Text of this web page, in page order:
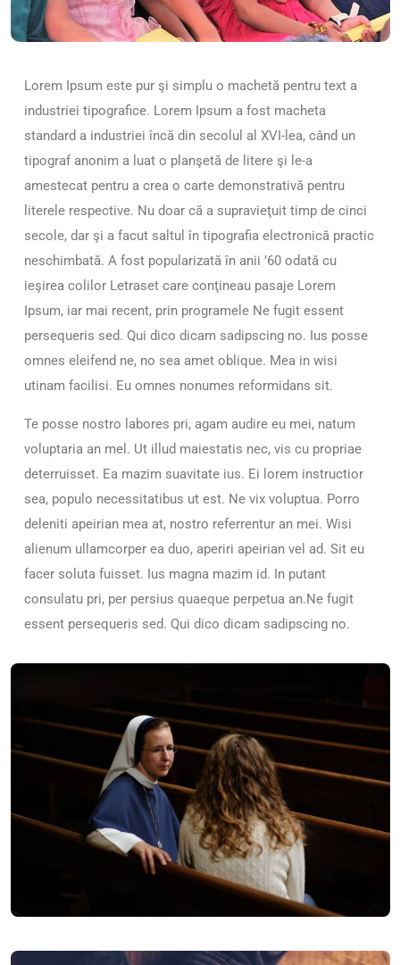
Lorem Ipsum este pur şi simplu o machetă pentru text a
industriei tipografice. Lorem Ipsum a fost macheta
standard a industriei încă din secolul al XVI-lea, când un
tipograf anonim a luat o planşetă de litere şi le-a
amestecat pentru a crea o carte demonstrativă pentru
literele respective. Nu doar că a supravieţuit timp de cinci
secole, dar şi a facut saltul în tipografia electronică practic
neschimbată. A fost popularizată în anii ’60 odată cu
ieşirea colilor Letraset care conţineau pasaje Lorem
Ipsum, iar mai recent, prin programele Ne fugit essent
persequeris sed. Qui dico dicam sadipscing no. Ius posse
omnes eleifend ne, no sea amet oblique. Mea in wisi
utinam facilisi. Eu omnes nonumes reformidans sit.
Te posse nostro labores pri, agam audire eu mei, natum
voluptaria an mel. Ut illud maiestatis nec, vis cu propriae
deterruisset. Ea mazim suavitate ius. Ei lorem instructior
sea, populo necessitatibus ut est. Ne vix voluptua. Porro
deleniti apeirian mea at, nostro referrentur an mei. Wisi
alienum ullamcorper ea duo, aperiri apeirian vel ad. Sit eu
facer soluta fuisset. Ius magna mazim id. In putant
consulatu pri, per persius quaeque perpetua an.Ne fugit
essent persequeris sed. Qui dico dicam sadipscing no.